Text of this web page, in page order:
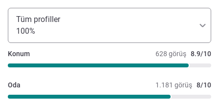
Tüm profiller
100%
628 görüş 8.9/10
Konum
1.181 görüş 8/10
Oda